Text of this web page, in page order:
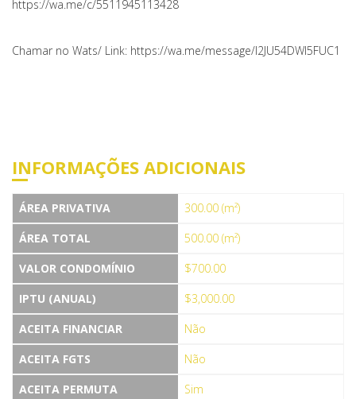
https://wa.me/c/5511945113428
Chamar no Wats/ Link: https://wa.me/message/I2JU54DWI5FUC1
INFORMAÇÕES ADICIONAIS
ÁREA PRIVATIVA
300.00 (m²)
ÁREA TOTAL
500.00 (m²)
VALOR CONDOMÍNIO
$700.00
IPTU (ANUAL)
$3,000.00
ACEITA FINANCIAR
Não
ACEITA FGTS
Não
ACEITA PERMUTA
Sim